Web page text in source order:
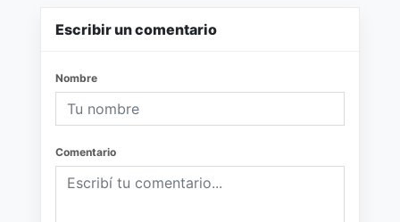
Escribir un comentario
Nombre
Comentario